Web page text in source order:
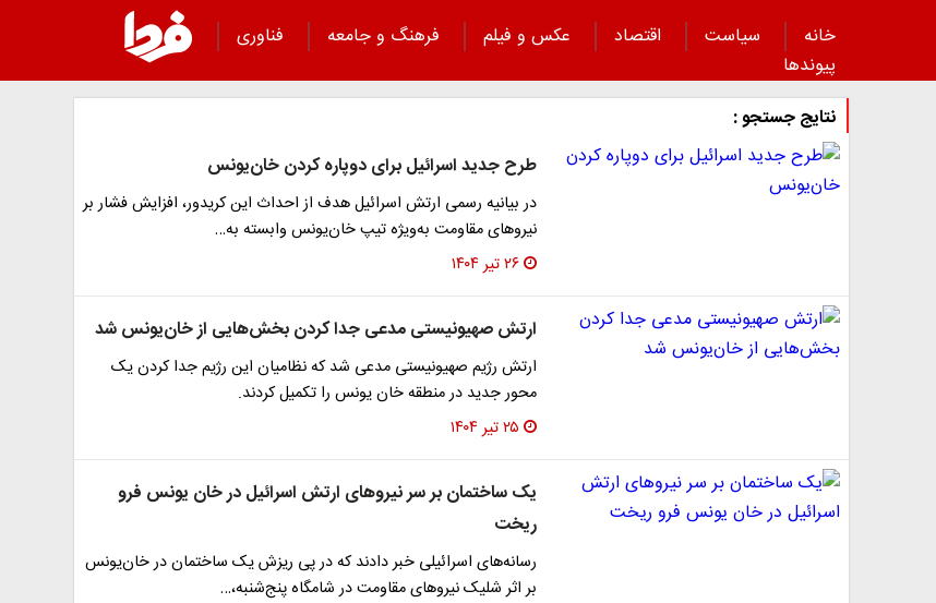
خانه سیاست اقتصاد عکس و فیلم فرهنگ و جامعه
فناوری
پیوند‌ها
نتایج جستجو :
طرح جدید اسرائیل برای دوپاره کردن خان‌یونس
در بیانیه رسمی ارتش اسرائیل هدف از احداث این کریدور، افزایش فشار بر
نیرو‌های مقاومت به‌ویژه تیپ خان‌یونس وابسته به…
۲۶ تیر ۱۴۰۴
ارتش صهیونیستی مدعی جدا کردن بخش‌هایی از خان‌یونس شد
ارتش رژیم صهیونیستی مدعی شد که نظامیان این رژیم جدا کردن یک
محور جدید در منطقه خان یونس را تکمیل کردند.
۲۵ تیر ۱۴۰۴
یک ساختمان بر سر نیروهای ارتش اسرائیل در خان یونس فرو
ریخت
رسانه‌های اسرائیلی خبر دادند که در پی ریزش یک ساختمان در خان‌یونس
بر اثر شلیک نیروهای مقاومت در شامگاه پنج‌شنبه،…